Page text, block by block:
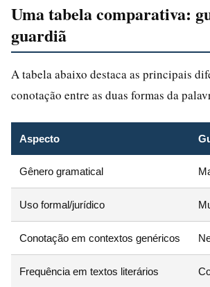
Uma tabela comparativa:
guardiã
A tabela abaixo destaca as principais
conotação entre as duas formas da
Aspecto
Gênero gramatical
Uso formal/jurídico
Conotação em contextos genéricos
Frequência em textos literários